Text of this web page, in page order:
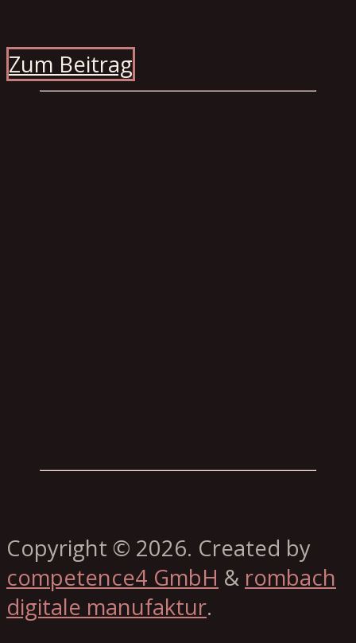
Zum Beitrag
Copyright © 2026. Created by
competence4 GmbH & rombach
digitale manufaktur.